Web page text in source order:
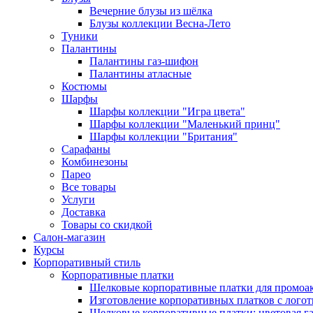
Вечерние блузы из шёлка
Блузы коллекции Весна-Лето
Туники
Палантины
Палантины газ-шифон
Палантины атласные
Костюмы
Шарфы
Шарфы коллекции "Игра цвета"
Шарфы коллекции "Маленький принц"
Шарфы коллекции "Британия"
Сарафаны
Комбинезоны
Парео
Все товары
Услуги
Доставка
Товары со скидкой
Салон-магазин
Курсы
Корпоративный стиль
Корпоративные платки
Шелковые корпоративные платки для
Изготовление корпоративных платков с